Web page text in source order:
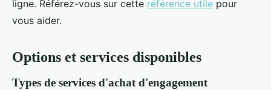
ligne. Référez-vous sur cette référence utile pour
vous aider.
Options et services disponibles
Types de services d'achat d'engagement